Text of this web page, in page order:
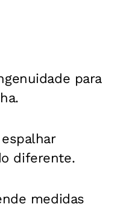
para
diferente.
medidas